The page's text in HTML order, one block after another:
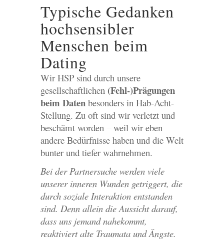
Typische Gedanken
hochsensibler
Menschen beim
Dating
Wir HSP sind durch unsere
gesellschaftlichen (Fehl-)Prägungen
beim Datenbesonders in Hab-Acht-
Stellung. Zu oft sind wir verletzt und
beschämt worden – weil wir eben
andere Bedürfnisse haben und die Welt
bunter und tiefer wahrnehmen.
Bei der Partnersuche werden viele
unserer inneren Wunden getriggert, die
durch soziale Interaktion entstanden
sind. Denn allein die Aussicht darauf,
dass uns jemand nahekommt,
reaktiviert alte Traumata und Ängste.